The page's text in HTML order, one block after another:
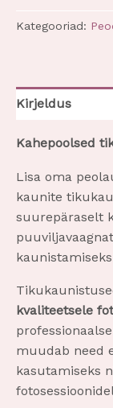
Kategooriad:
Kirjeldus
Kahepoolsed
Lisa oma
kaunite
suurepäraselt
kvaliteetsele
muudab need
kasutamiseks